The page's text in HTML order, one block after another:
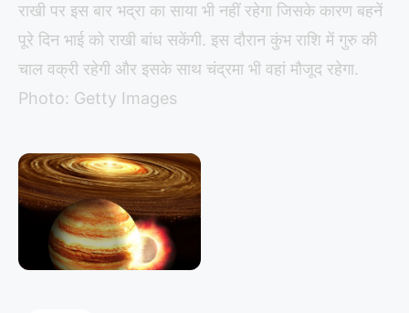
राखी पर इस बार भद्रा का साया भी नहीं रहेगा जिसके कारण बहनें
पूरे दिन भाई को राखी बांध सकेंगी. इस दौरान कुंभ राशि में गुरु की
चाल वक्री रहेगी और इसके साथ चंद्रमा भी वहां मौजूद रहेगा.
Photo: Getty Images